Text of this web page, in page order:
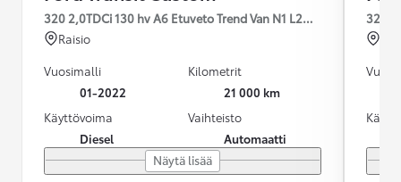
320 2,0TDCi 130 hv A6 Etuveto Trend Van N1 L2H1 - Vähän
Raisio
Vuosimalli
01-2022
Kilometrit
21 000 km
Käyttövoima
Diesel
Vaihteisto
Automaatti
Näytä lisää
320